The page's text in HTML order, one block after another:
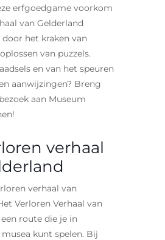
erfgoedgame voorkom
van Gelderland
het kraken van
van puzzels.
en van het speuren
aanwijzingen? Breng
aan Museum
verhaal
verhaal van
Verloren Verhaal van
route die je in
kunt spelen. Bij